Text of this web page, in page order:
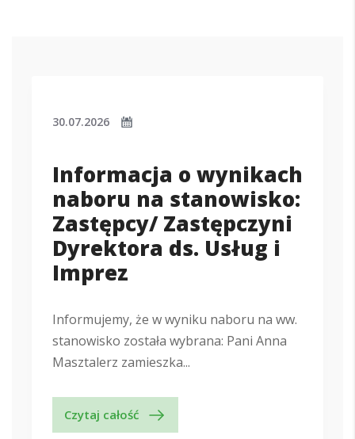
30.07.2026
Informacja o wynikach
naboru na stanowisko:
Zastępcy/ Zastępczyni
Dyrektora ds. Usług i
Imprez
Informujemy, że w wyniku naboru na ww.
stanowisko została wybrana: Pani Anna
Masztalerz zamieszka...
Czytaj całość